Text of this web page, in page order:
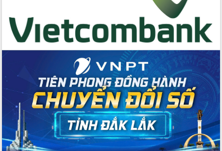
Chương trình “Gặp gỡ hữu nghị –
Friendship Meeting New Year 2026”
Lắk gửi gắm niềm tin, kỳ vọng vào lá
Đắk Lắk sẵn sàng các điều kiện cho
Ngày hội bầu cử đại biểu Quốc hội
khóa XVI và HĐND các cấp nhiệm kỳ
2026-2031
Đảm bảo cuộc bầu cử đại biểu Quốc
hội và đại biểu HĐND các cấp diễn ra
an toàn, hiệu quả, đúng quy định